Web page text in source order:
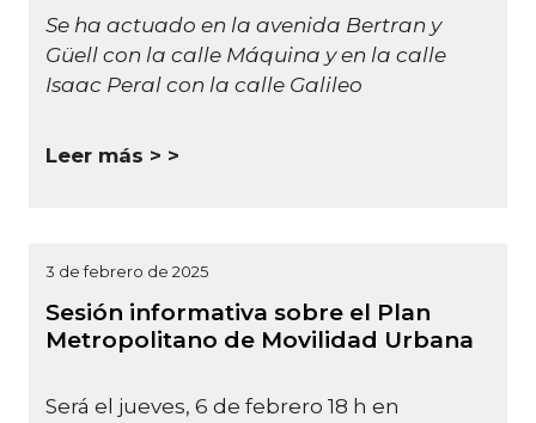
Se ha actuado en la avenida Bertran y
Güell con la calle Máquina y en la calle
Isaac Peral con la calle Galileo
Leer más >
3 de febrero de 2025
Sesión informativa sobre el Plan
Metropolitano de Movilidad Urbana
Será el jueves, 6 de febrero 18 h en